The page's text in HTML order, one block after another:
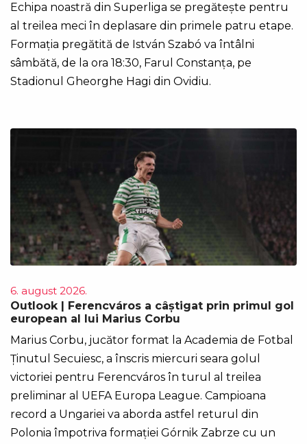
Echipa noastră din Superliga se pregătește pentru
al treilea meci în deplasare din primele patru etape.
Formația pregătită de István Szabó va întâlni
sâmbătă, de la ora 18:30, Farul Constanța, pe
Stadionul Gheorghe Hagi din Ovidiu.
6. august 2026.
Outlook | Ferencváros a câștigat prin primul gol
european al lui Marius Corbu
Marius Corbu, jucător format la Academia de Fotbal
Ținutul Secuiesc, a înscris miercuri seara golul
victoriei pentru Ferencváros în turul al treilea
preliminar al UEFA Europa League. Campioana
record a Ungariei va aborda astfel returul din
Polonia împotriva formației Górnik Zabrze cu un